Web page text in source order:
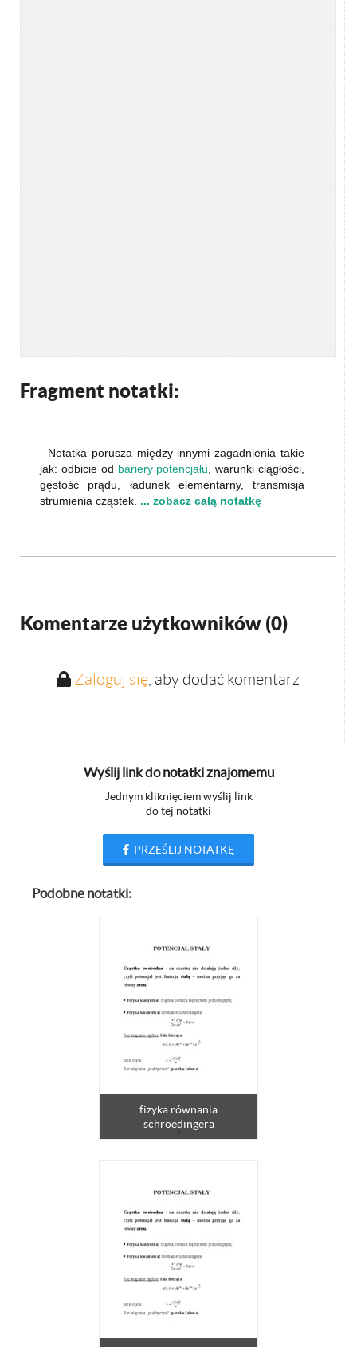
Fragment notatki:
Notatka porusza między innymi zagadnienia takie
jak: odbicie od bariery potencjału , warunki ciągłości,
gęstość prądu, ładunek elementarny, transmisja
strumienia cząstek. ... zobacz całą notatkę
Komentarze użytkowników (0)
Zaloguj się, aby dodać komentarz
Wyślij link do notatki znajomemu
Jednym kliknięciem wyślij link
do tej notatki
PRZEŚLIJ NOTATKĘ
Podobne notatki:
fizyka równania
schroedingera